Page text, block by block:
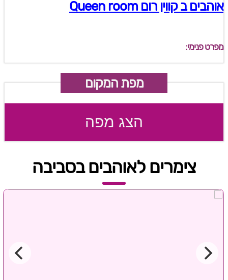
אוהבים ב קווין רום Queen room
מפרט פנימי:
מפת המקום
הצג מפה
צימרים לאוהבים בסביבה